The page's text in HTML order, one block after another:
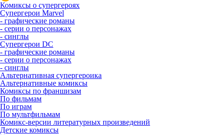
Комиксы о супергероях
Супергерои Marvel
- графические романы
- серии о персонажах
- синглы
Супергерои DC
- графические романы
- серии о персонажах
- синглы
Альтернативная супергероика
Альтернативные комиксы
Комиксы по франшизам
По фильмам
По играм
По мультфильмам
Комикс-версии литературных произведений
Детские комиксы